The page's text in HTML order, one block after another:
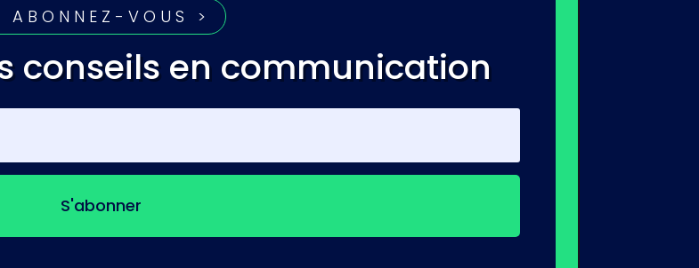
ABONNEZ-VOUS >
conseils en communication
S'abonner